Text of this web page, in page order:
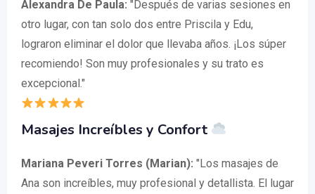
Alexandra De Paula: "Después de varias sesiones en
otro lugar, con tan solo dos entre Priscila y Edu,
lograron eliminar el dolor que llevaba años. ¡Los súper
recomiendo! Son muy profesionales y su trato es
excepcional."
Masajes Increíbles y Confort
Mariana Peveri Torres (Marian): "Los masajes de
Ana son increíbles, muy profesional y detallista. El lugar